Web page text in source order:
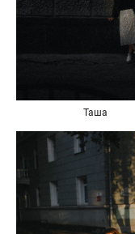
Таша